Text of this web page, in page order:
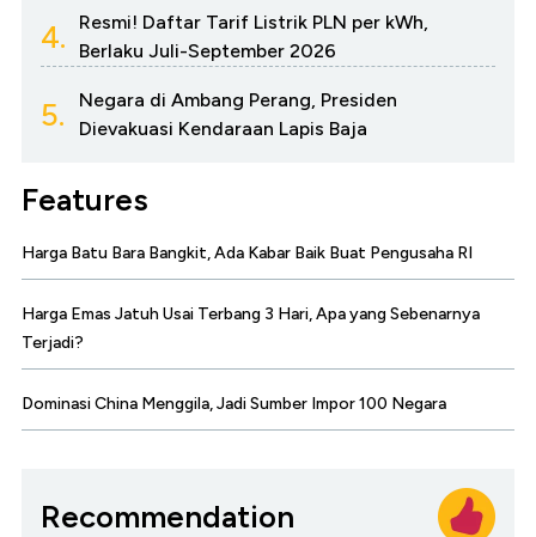
4.
Resmi! Daftar Tarif Listrik PLN per kWh,
Berlaku Juli-September 2026
5.
Negara di Ambang Perang, Presiden
Dievakuasi Kendaraan Lapis Baja
Features
Harga Batu Bara Bangkit, Ada Kabar Baik Buat Pengusaha RI
Harga Emas Jatuh Usai Terbang 3 Hari, Apa yang Sebenarnya
Terjadi?
Dominasi China Menggila, Jadi Sumber Impor 100 Negara
Recommendation